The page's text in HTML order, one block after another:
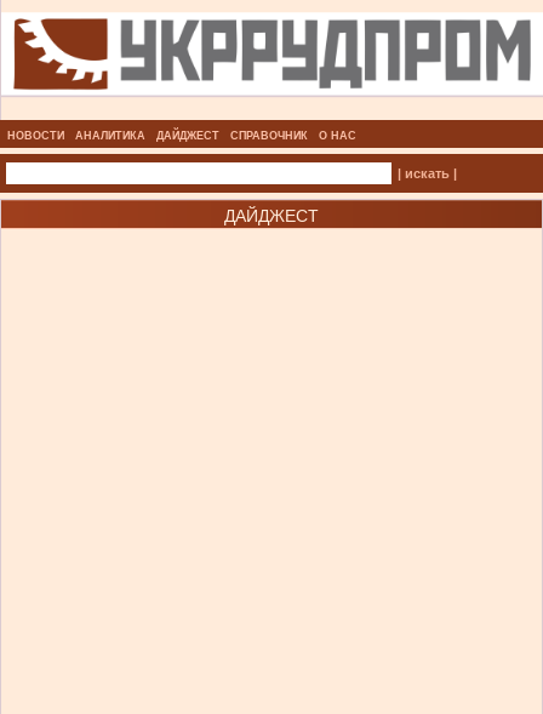
НОВОСТИ АНАЛИТИКА ДАЙДЖЕСТ СПРАВОЧНИК О НАС
| искать |
ДАЙДЖЕСТ